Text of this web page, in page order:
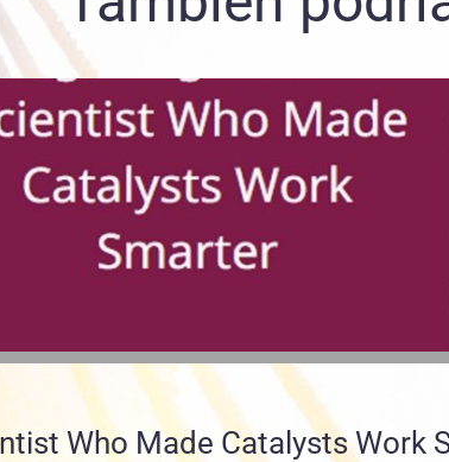
Who Made Catalysts Work